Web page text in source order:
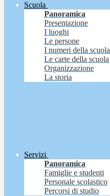
Scuola
Panoramica
Presentazione
I luoghi
Le persone
I numeri della scuola
Le carte della scuola
Organizzazione
La storia
Servizi
Panoramica
Famiglie e studenti
Personale scolastico
Percorsi di studio